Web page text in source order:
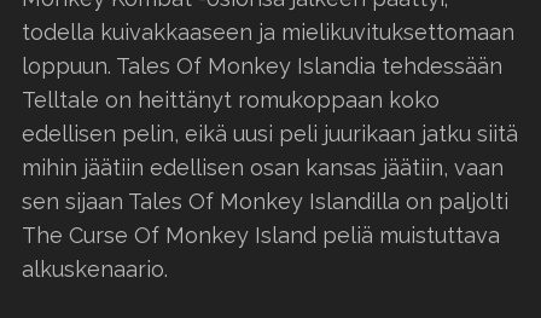
todella kuivakkaaseen ja mielikuvituksettomaan
loppuun. Tales Of Monkey Islandia tehdessään
Telltale on heittänyt romukoppaan koko
edellisen pelin, eikä uusi peli juurikaan jatku siitä
mihin jäätiin edellisen osan kansas jäätiin, vaan
sen sijaan Tales Of Monkey Islandilla on paljolti
The Curse Of Monkey Island peliä muistuttava
alkuskenaario.